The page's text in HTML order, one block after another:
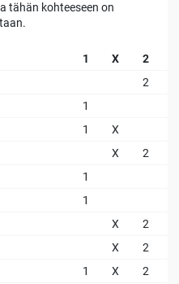
tähän kohteeseen on
1 X
2
2
1
1
X
X
2
1
1
X
2
X
2
1 X
2